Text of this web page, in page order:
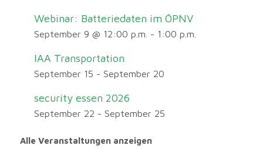
Webinar: Batteriedaten im ÖPNV
September 9 @ 12:00 p.m. - 1:00 p.m.
IAA Transportation
September 15 - September 20
security essen 2026
September 22 - September 25
Alle Veranstaltungen anzeigen